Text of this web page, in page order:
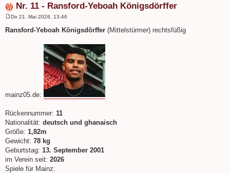
Nr. 11 - Ransford-Yeboah Königsdörffer
i
Do 21. Mai 2026, 13:46
Ransford-Yeboah Königsdörffer (Mittelstürmer) rechtsfüßig
mainz05.de:
Rückennummer: 11
Nationalität: deutsch und ghanaisch
Größe: 1,82m
Gewicht: 78 kg
Geburtstag: 13. September 2001
im Verein seit: 2026
Spiele für Mainz: